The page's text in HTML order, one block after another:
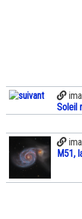
Soleil
M51,